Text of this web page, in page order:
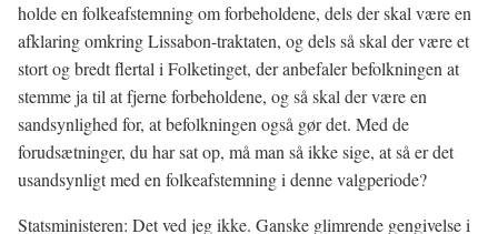
holde en folkeafstemning om forbeholdene, dels der skal være en
afklaring omkring Lissabon-traktaten, og dels så skal der være et
stort og bredt flertal i Folketinget, der anbefaler befolkningen at
stemme ja til at fjerne forbeholdene, og så skal der være en
sandsynlighed for, at befolkningen også gør det. Med de
forudsætninger, du har sat op, må man så ikke sige, at så er det
usandsynligt med en folkeafstemning i denne valgperiode?
Statsministeren: Det ved jeg ikke. Ganske glimrende gengivelse i